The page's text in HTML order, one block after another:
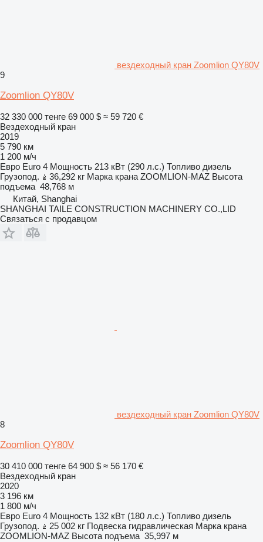
вездеходный кран Zoomlion QY80V
9
Zoomlion QY80V
32 330 000 тенге 69 000 $ ≈ 59 720 €
Вездеходный кран
2019
5 790 км
1 200 м/ч
Евро Euro 4 Мощность 213 кВт (290 л.с.) Топливо дизель
Грузопод.
36,292 кг Марка крана ZOOMLION-MAZ Высота
подъема 48,768 м
Китай, Shanghai
SHANGHAI TAILE CONSTRUCTION MACHINERY CO.,LID
Связаться с продавцом
вездеходный кран Zoomlion QY80V
8
Zoomlion QY80V
30 410 000 тенге 64 900 $ ≈ 56 170 €
Вездеходный кран
2020
3 196 км
1 800 м/ч
Евро Euro 4 Мощность 132 кВт (180 л.с.) Топливо дизель
Грузопод.
25 002 кг Подвеска гидравлическая Марка крана
ZOOMLION-MAZ Высота подъема 35,997 м